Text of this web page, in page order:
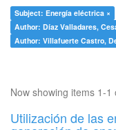
Subject: Energía eléctrica ×
Author: Díaz Valladares,
Author: Villafuerte Castro,
Now showing items 1-1
Utilización de las